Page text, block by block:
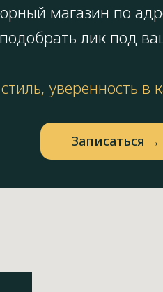
магазин по
лик под
уверенность
Запиcаться →